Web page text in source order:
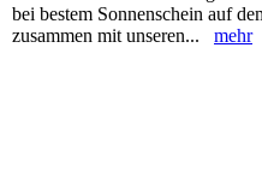
bei bestem Sonnenschein auf
zusammen mit unseren... mehr